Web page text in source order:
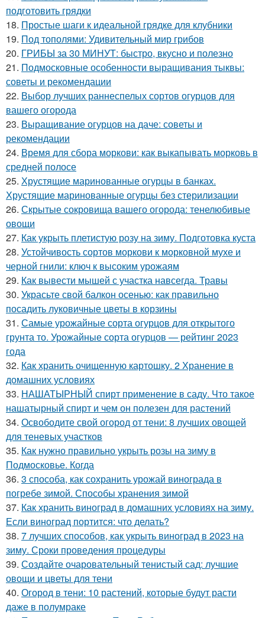
подготовить грядки
18. Простые шаги к идеальной грядке для клубники
19. Под тополями: Удивительный мир грибов
20. ГРИБЫ за 30 МИНУТ: быстро, вкусно и полезно
21. Подмосковные особенности выращивания тыквы:
советы и рекомендации
22. Выбор лучших раннеспелых сортов огурцов для
вашего огорода
23. Выращивание огурцов на даче: советы и
рекомендации
24. Время для сбора моркови: как выкапывать морковь в
средней полосе
25. Хрустящие маринованные огурцы в банках.
Хрустящие маринованные огурцы без стерилизации
26. Скрытые сокровища вашего огорода: тенелюбивые
овощи
27. Как укрыть плетистую розу на зиму. Подготовка куста
28. Устойчивость сортов моркови к морковной мухе и
черной гнили: ключ к высоким урожаям
29. Как вывести мышей с участка навсегда. Травы
30. Украсьте свой балкон осенью: как правильно
посадить луковичные цветы в корзины
31. Самые урожайные сорта огурцов для открытого
грунта то. Урожайные сорта огурцов — рейтинг 2023
года
32. Как хранить очищенную картошку. 2 Хранение в
домашних условиях
33. НАШАТЫРНЫЙ спирт применение в саду. Что такое
нашатырный спирт и чем он полезен для растений
34. Освободите свой огород от тени: 8 лучших овощей
для теневых участков
35. Как нужно правильно укрыть розы на зиму в
Подмосковье. Когда
36. 3 способа, как сохранить урожай винограда в
погребе зимой. Способы хранения зимой
37. Как хранить виноград в домашних условиях на зиму.
Если виноград портится: что делать?
38. 7 лучших способов, как укрыть виноград в 2023 на
зиму. Сроки проведения процедуры
39. Создайте очаровательный тенистый сад: лучшие
овощи и цветы для тени
40. Огород в тени: 10 растений, которые будут расти
даже в полумраке